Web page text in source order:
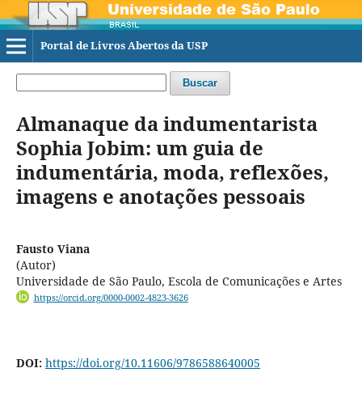
Portal de Livros Abertos da USP
Buscar
Almanaque da indumentarista
Sophia Jobim: um guia de
indumentária, moda, reflexões,
imagens e anotações pessoais
Fausto Viana
(Autor)
Universidade de São Paulo, Escola de Comunicações e Artes
https://orcid.org/0000-0002-4823-3626
DOI: https://doi.org/10.11606/9786588640005